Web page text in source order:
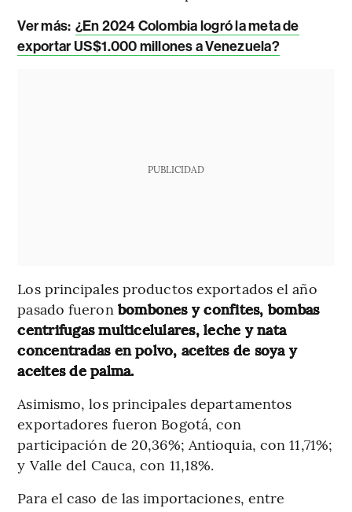
Ver más: ¿En 2024 Colombia logró la meta de
exportar US$1.000 millones a Venezuela?
PUBLICIDAD
Los principales productos exportados el año
pasado fueron bombones y confites, bombas
centrifugas multicelulares, leche y nata
concentradas en polvo, aceites de soya y
aceites de palma.
Asimismo, los principales departamentos
exportadores fueron Bogotá, con
participación de 20,36%; Antioquia, con 11,71%;
y Valle del Cauca, con 11,18%.
Para el caso de las importaciones, entre